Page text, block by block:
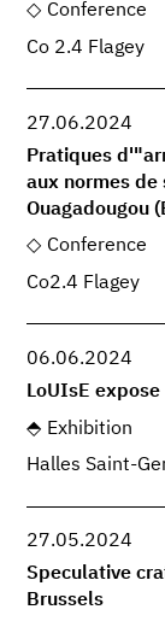
Conference
Co 2.4 Flagey
27.06.2024
Pratiques
aux normes de
Ouagadougou
Conference
Co2.4 Flagey
06.06.2024
LoUIsE
Exhibition
Halles Saint-
27.05.2024
Speculative
Brussels